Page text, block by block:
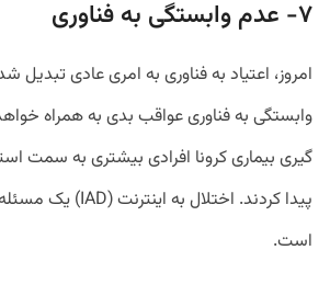
۷- عدم وابستگی به فناوری
امروز، اعتیاد به فناوری به امری عادی تبدیل
وابستگی به فناوری عواقب بدی به همراه
گیری بیماری کرونا افرادی بیشتری به سمت
پیدا کردند. اختلال به اینترنت (IAD) یک مسئله
است.